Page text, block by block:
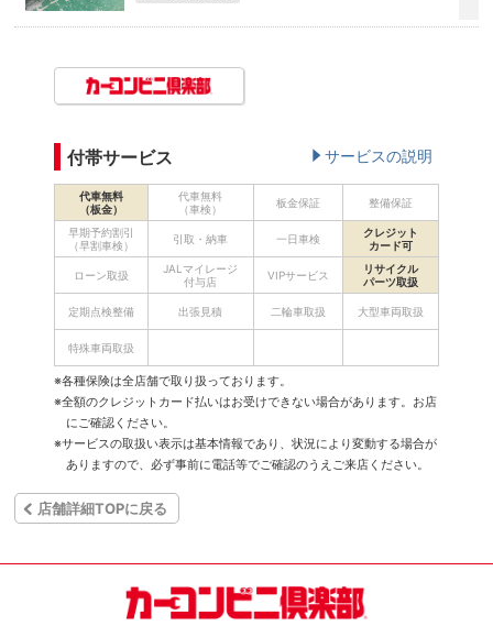
付帯サービス サービスの説明
代車無料
（板金）
代車無料
（車検）
板金保証 整備保証
早期予約割引
（早割車検）
引取・納車 一日車検
クレジット
カード可
ローン取扱
JALマイレージ
付与店
VIPサービス
リサイクル
パーツ取扱
定期点検整備 出張見積 二輪車取扱 大型車両取扱
特殊車両取扱
※各種保険は全店舗で取り扱っております。
※全額のクレジットカード払いはお受けできない場合があります。お店
にご確認ください。
※サービスの取扱い表示は基本情報であり、状況により変動する場合が
ありますので、必ず事前に電話等でご確認のうえご来店ください。
店舗詳細TOPに戻る